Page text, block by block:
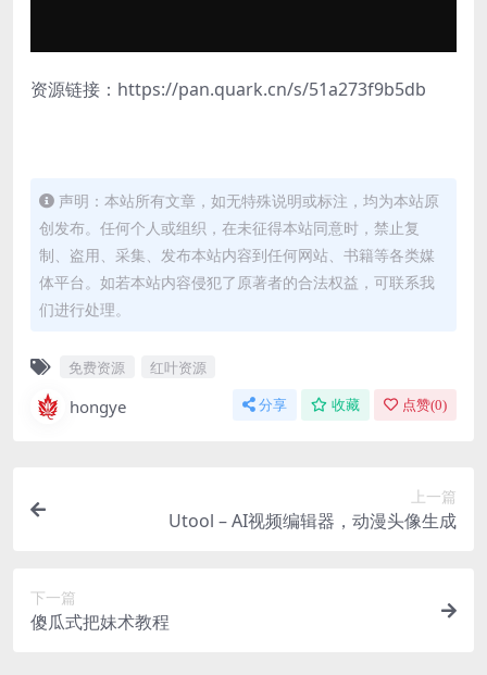
资源链接：https://pan.quark.cn/s/51a273f9b5db
声明：本站所有文章，如无特殊说明或标注，均为本站原
创发布。任何个人或组织，在未征得本站同意时，禁止复
制、盗用、采集、发布本站内容到任何网站、书籍等各类媒
体平台。如若本站内容侵犯了原著者的合法权益，可联系我
们进行处理。
免费资源 红叶资源
hongye 分享 收藏 点赞(0)
上一篇
Utool – AI视频编辑器，动漫头像生成
下一篇
傻瓜式把妹术教程